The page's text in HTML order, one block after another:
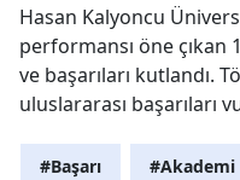
Hasan Kalyoncu
performansı öne
ve başarıları kutlandı.
uluslararası başarıları
#Başarı #Akademi